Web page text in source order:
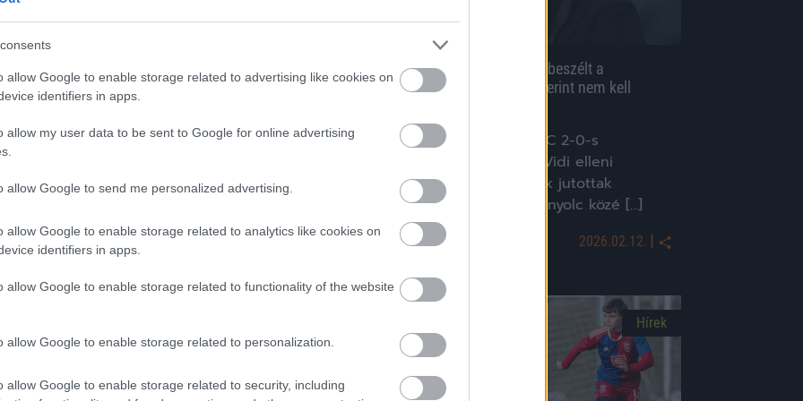
allow Google to enable storage related to advertising like cookies on
identifiers in apps.
allow my user data to be sent to Google for online advertising
allow Google to send me personalized advertising.
allow Google to enable storage related to analytics like cookies on
identifiers in apps.
allow Google to enable storage related to functionality of the website
allow Google to enable storage related to personalization.
allow Google to enable storage related to security, including
A békéscsabai győzelem után új célt tűzött
ki a Vidi vezetőedzője
Fehérvár mérkőzéssel zárult az NB II-
vendégek nyerték meg […]
2026.03.03.
Borbély diplomatikusan beszélt a
negyeddöntőről, Pető szerint nem kell
Csütörtökön az ETO FC 2-0-s
győzelemmel zárta a Vidi elleni
meccset, így a győriek jutottak
utolsóként a legjobb nyolc közé […]
2026.02.12. |
Hírek